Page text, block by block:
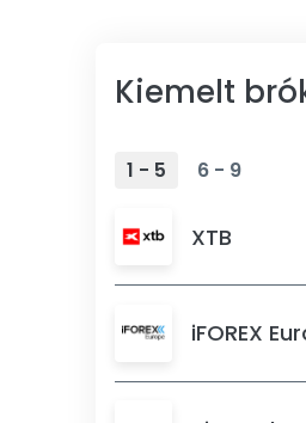
Kiemelt
1 - 5 6 - 9
XTB
iFOREX